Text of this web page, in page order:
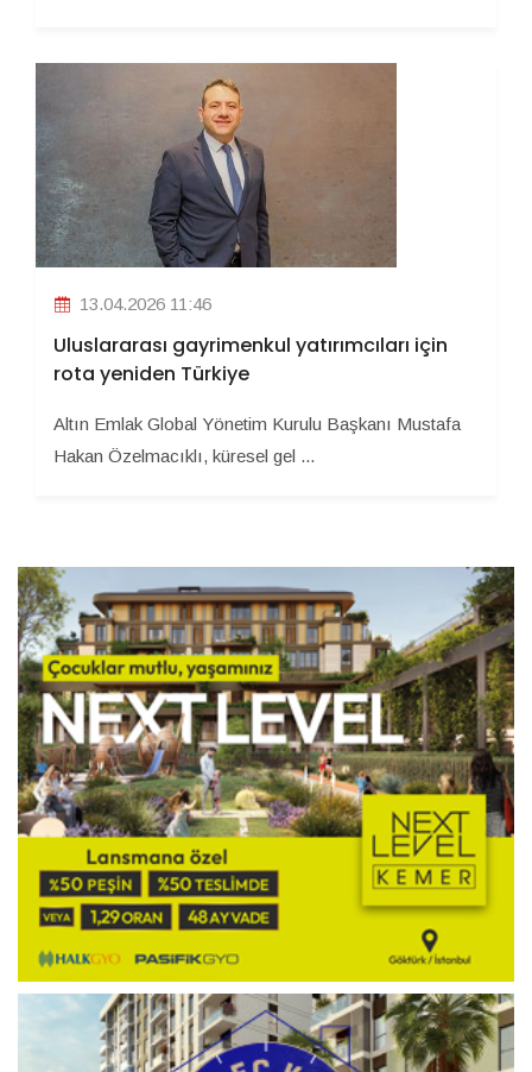
13.04.2026 11:46
Uluslararası gayrimenkul yatırımcıları için
rota yeniden Türkiye
Altın Emlak Global Yönetim Kurulu Başkanı Mustafa
Hakan Özelmacıklı, küresel gel ...